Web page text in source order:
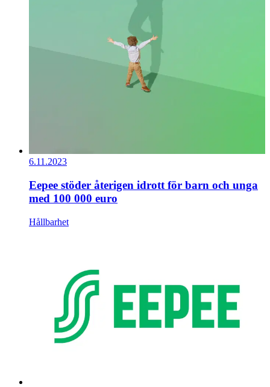
6.11.2023
Eepee stöder återigen idrott för barn och unga
med 100 000 euro
Hållbarhet